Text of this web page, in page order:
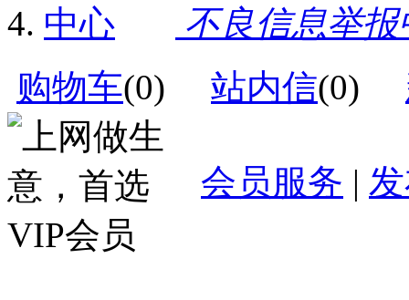
不良信息举报
购物车(0) 站内信(0)
会员服务 |